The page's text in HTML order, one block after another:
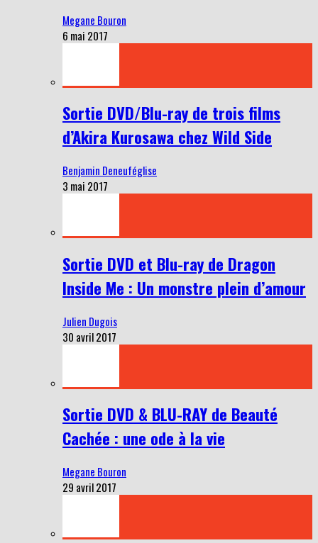
Megane Bouron
6 mai 2017
Sortie DVD/Blu-ray de trois films
d’Akira Kurosawa chez Wild Side
Benjamin Deneuféglise
3 mai 2017
Sortie DVD et Blu-ray de Dragon
Inside Me : Un monstre plein d’amour
Julien Dugois
30 avril 2017
Sortie DVD & BLU-RAY de Beauté
Cachée : une ode à la vie
Megane Bouron
29 avril 2017